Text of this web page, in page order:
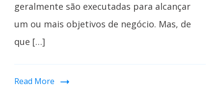
geralmente são executadas para alcançar
um ou mais objetivos de negócio. Mas, de
que […]
Read More